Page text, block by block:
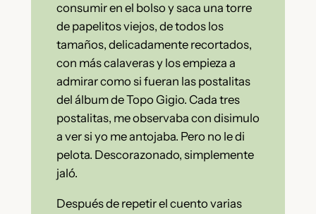
consumir en el bolso y saca una torre
de papelitos viejos, de todos los
tamaños, delicadamente recortados,
con más calaveras y los empieza a
admirar como si fueran las postalitas
del álbum de Topo Gigio. Cada tres
postalitas, me observaba con disimulo
a ver si yo me antojaba. Pero no le di
pelota. Descorazonado, simplemente
jaló.
Después de repetir el cuento varias